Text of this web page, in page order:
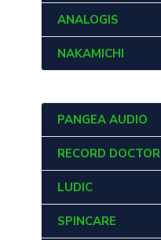
ANALOGIS
NAKAMICHI
PANGEA AUDIO
RECORD DOCTOR
LUDIC
SPINCARE